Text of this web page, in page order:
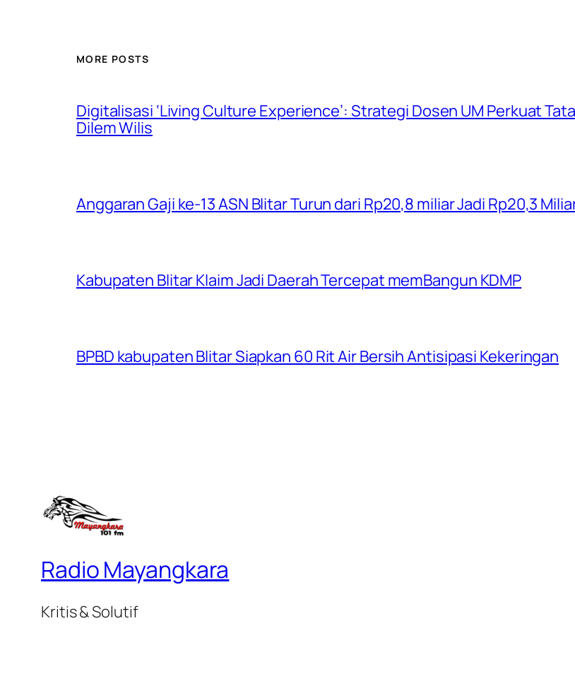
MORE POSTS
Digitalisasi ‘Living Culture Experience’: Strategi Dosen UM Perkuat
Dilem Wilis
Anggaran Gaji ke-13 ASN Blitar Turun dari Rp20,8 miliar Jadi Rp20,3
Kabupaten Blitar Klaim Jadi Daerah Tercepat memBangun KDMP
BPBD kabupaten Blitar Siapkan 60 Rit Air Bersih Antisipasi Kekeringan
Radio Mayangkara
Kritis & Solutif